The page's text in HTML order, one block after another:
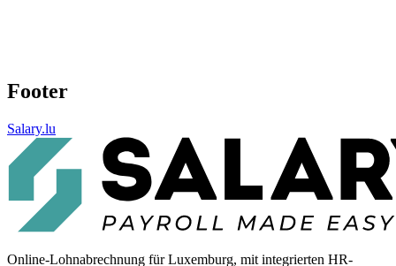
Footer
Salary.lu
Online-Lohnabrechnung für Luxemburg, mit integrierten HR-